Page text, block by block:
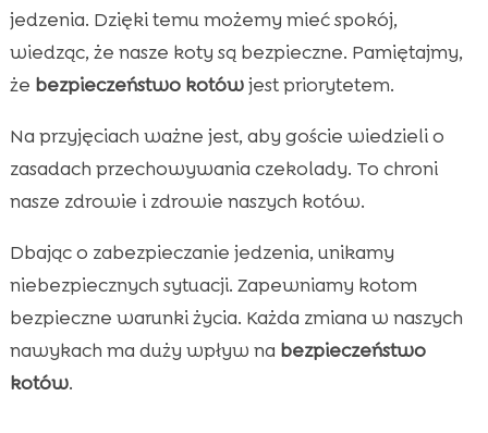
jedzenia. Dzięki temu możemy mieć spokój,
wiedząc, że nasze koty są bezpieczne. Pamiętajmy,
że bezpieczeństwo kotówjest priorytetem.
Na przyjęciach ważne jest, aby goście wiedzieli o
zasadach przechowywania czekolady. To chroni
nasze zdrowie i zdrowie naszych kotów.
Dbając o zabezpieczanie jedzenia, unikamy
niebezpiecznych sytuacji. Zapewniamy kotom
bezpieczne warunki życia. Każda zmiana w naszych
nawykach ma duży wpływ na bezpieczeństwo
kotów.